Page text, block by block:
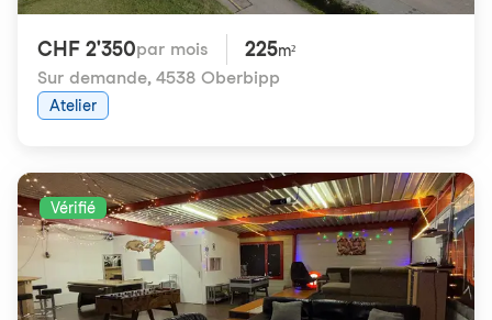
CHF 2'350par mois 225m²
Sur demande, 4538 Oberbipp
Atelier
Vérifié